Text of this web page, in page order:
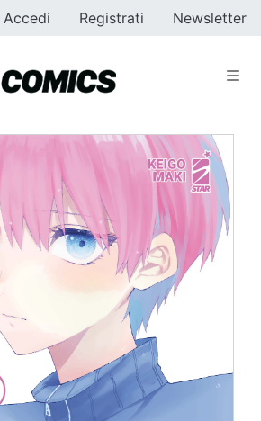
Accedi Registrati Newsletter